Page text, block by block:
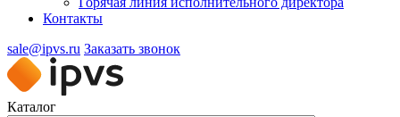
Контакты
sale@ipvs.ru Заказать звонок
Каталог